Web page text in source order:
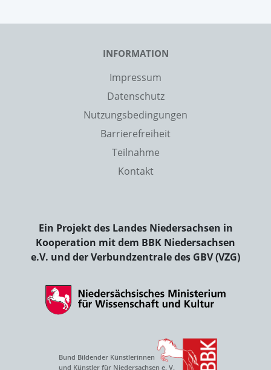
INFORMATION
Impressum
Datenschutz
Nutzungsbedingungen
Barrierefreiheit
Teilnahme
Kontakt
Ein Projekt des Landes Niedersachsen in
Kooperation mit dem BBK Niedersachsen
e.V. und der Verbundzentrale des GBV (VZG)
Bund Bildender Künstlerinnen
und Künstler für Niedersachsen e. V.